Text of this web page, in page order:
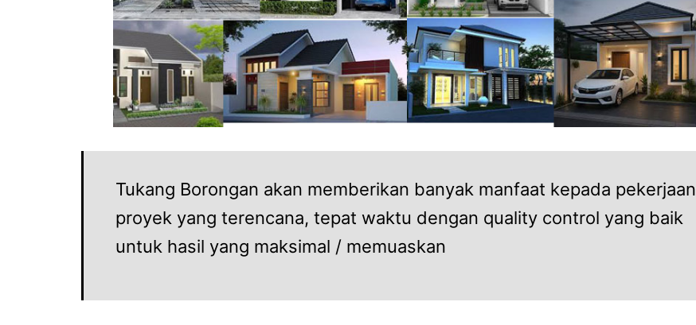
Tukang Borongan akan memberikan banyak manfaat kepada pekerjaan
proyek yang terencana, tepat waktu dengan quality control yang baik
untuk hasil yang maksimal / memuaskan